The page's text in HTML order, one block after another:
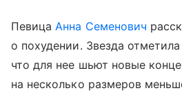
Певица Анна Семенович
о похудении. Звезда
что для нее шьют новые
на несколько размеров